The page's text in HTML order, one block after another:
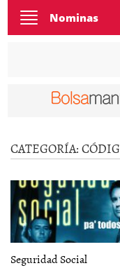
Toggle
navigation
Nominas
CATEGORÍA:
Seguridad Social